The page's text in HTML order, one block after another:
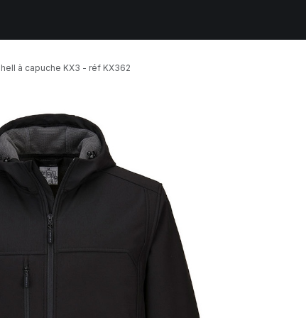
à capuche KX3 - réf KX362